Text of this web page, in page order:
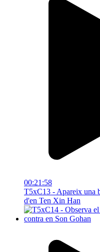
00:21:58
T5xC13 - Apareix una
d'en Ten Xin Han